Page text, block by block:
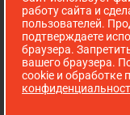
г. Йошкар-Ола,
Тел.: (8362) 41-
Часы работы:
Понедельник –
работу сайта и
пользователей.
подтверждаете
браузера.
вашего браузера.
cookie и обработке